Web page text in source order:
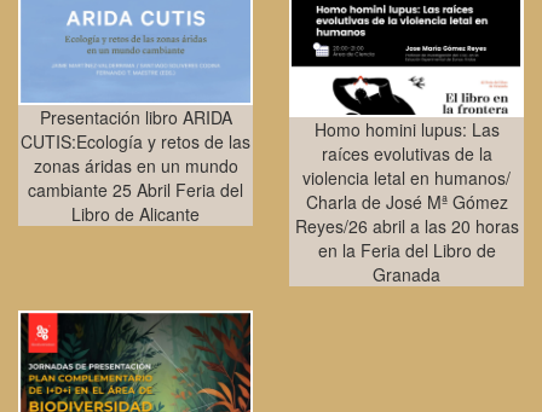
Presentación libro ARIDA
CUTIS:Ecología y retos de las
zonas áridas en un mundo
cambiante 25 Abril Feria del
Libro de Alicante
Homo homini lupus: Las
raíces evolutivas de la
violencia letal en humanos/
Charla de José Mª Gómez
Reyes/26 abril a las 20 horas
en la Feria del Libro de
Granada